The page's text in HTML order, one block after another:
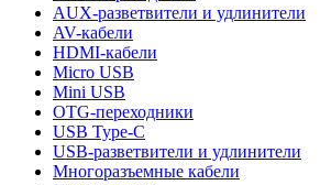
AUX-разветвители и удлинители
AV-кабели
HDMI-кабели
Micro USB
Mini USB
OTG-переходники
USB Type-C
USB-разветвители и удлинители
Многоразъемные кабели